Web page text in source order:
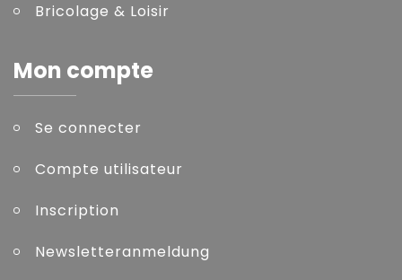
Bricolage & Loisir
Mon compte
Se connecter
Compte utilisateur
Inscription
Newsletteranmeldung